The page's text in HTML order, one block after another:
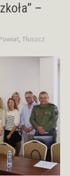
–
, Tłuszcz